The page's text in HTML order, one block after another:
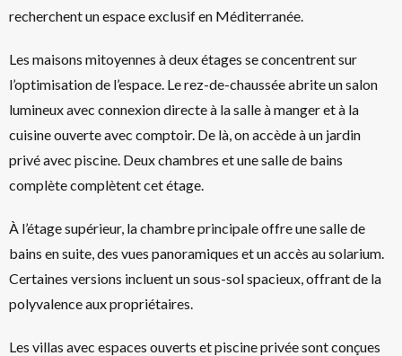
recherchent un espace exclusif en Méditerranée.
Les maisons mitoyennes à deux étages se concentrent sur
l’optimisation de l’espace. Le rez-de-chaussée abrite un salon
lumineux avec connexion directe à la salle à manger et à la
cuisine ouverte avec comptoir. De là, on accède à un jardin
privé avec piscine. Deux chambres et une salle de bains
complète complètent cet étage.
À l’étage supérieur, la chambre principale offre une salle de
bains en suite, des vues panoramiques et un accès au solarium.
Certaines versions incluent un sous-sol spacieux, offrant de la
polyvalence aux propriétaires.
Les villas avec espaces ouverts et piscine privée sont conçues